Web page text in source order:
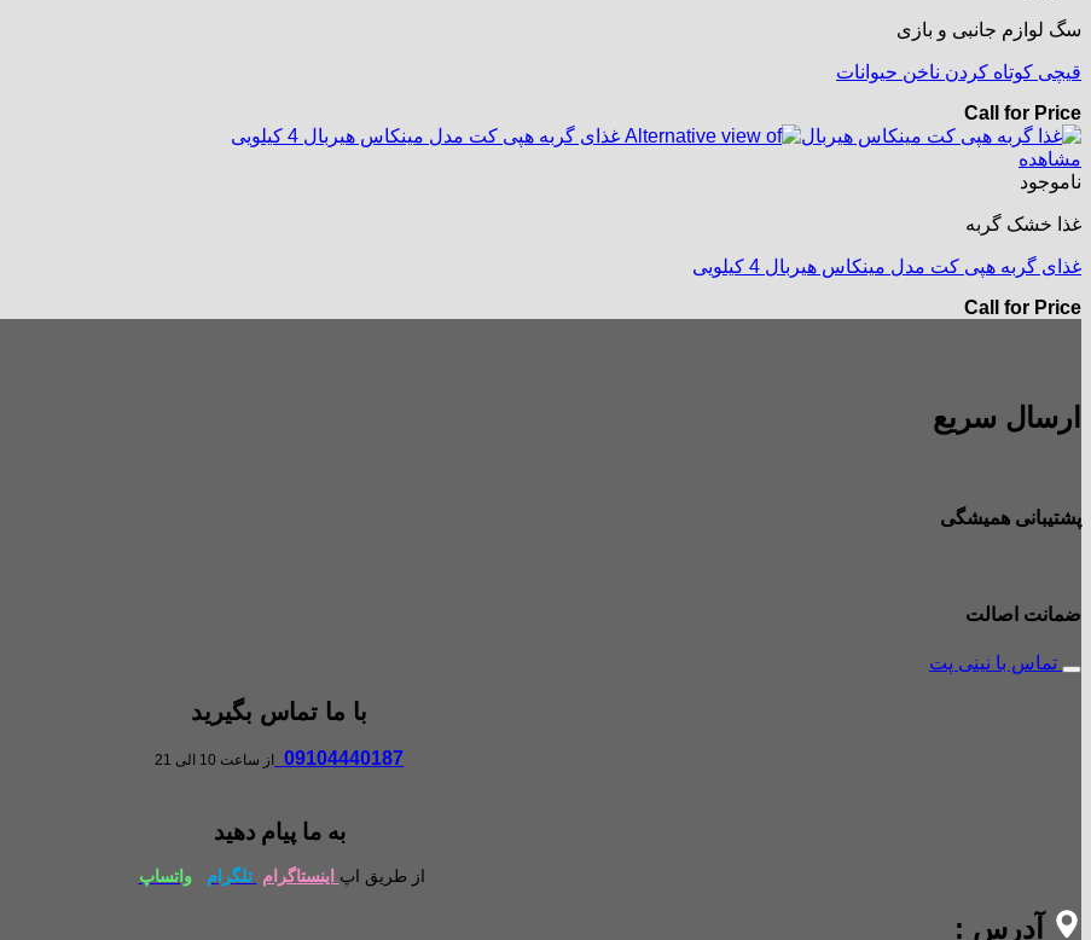
سگ لوازم جانبی و بازی
قیچی کوتاه کردن ناخن حیوانات
Call for Price
مشاهده
ناموجود
غذا خشک گربه
غذای گربه هپی کت مدل مینکاس هیربال 4 کیلویی
Call for Price
ارسال سریع
پشتیبانی همیشگی
ضمانت اصالت
تماس با نینی پت
با ما تماس بگیرید
09104440187 از ساعت 10 الی 21
به ما پیام دهید
از طریق اپ اینستاگرام تلگرام واتساپ
آدرس :